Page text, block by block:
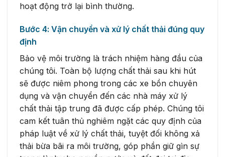
hoạt động trở lại bình thường.
Bước 4: Vận chuyển và xử lý chất thải đúng quy
định
Bảo vệ môi trường là trách nhiệm hàng đầu của
chúng tôi. Toàn bộ lượng chất thải sau khi hút
sẽ được niêm phong trong các xe bồn chuyên
dụng và vận chuyển đến các nhà máy xử lý
chất thải tập trung đã được cấp phép. Chúng tôi
cam kết tuân thủ nghiêm ngặt các quy định của
pháp luật về xử lý chất thải, tuyệt đối không xả
thải bừa bãi ra môi trường, góp phần giữ gìn sự